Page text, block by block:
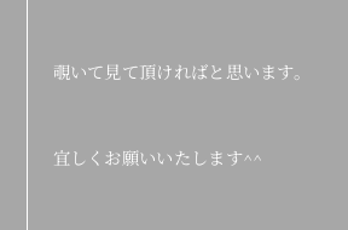
覗いて見て頂ければと思います。
宜しくお願いいたします^^